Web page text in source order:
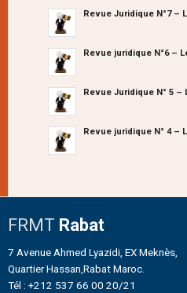
Revue Juridique N°7 –
Revue juridique N°6 –
Revue Juridique N° 5
Revue juridique N° 4 –
FRMT Rabat
7 Avenue Ahmed Lyazidi, EX Meknès,
Quartier Hassan,Rabat Maroc.
Tél : +212 537 66 00 20/21